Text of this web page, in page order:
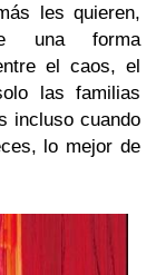
les quieren,
una forma
el caos, el
las familias
incluso cuando
lo mejor de